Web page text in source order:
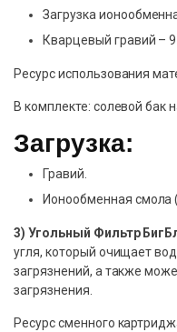
Загрузка
Кварцевый гравий – 9
Ресурс использования
В комплекте: солевой бак
Загрузка:
Гравий.
Ионообменная смола
3) Угольный Фильтр
угля, который очищает
загрязнений, а также
загрязнения.
Ресурс сменного